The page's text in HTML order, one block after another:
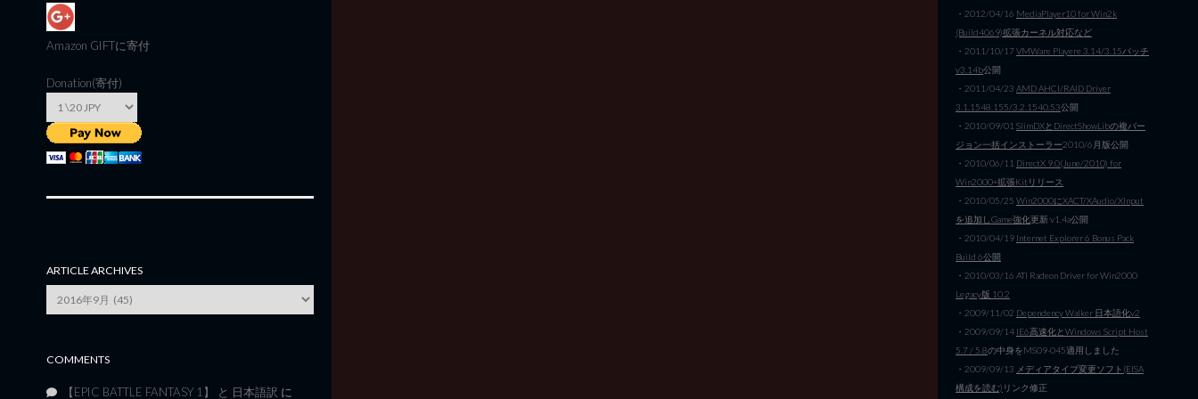
Amazon GIFTに寄付
Donation(寄付)
ARTICLE ARCHIVES
Archives
COMMENTS
【EPIC BATTLE FANTASY 1】 と 日本語訳 に
・2012/04/16 MediaPlayer10 for Win2k
(Build4069)拡張カーネル対応など
・2011/10/17VMWare Playere 3.14/3.15パッチ
v3.14b公開
・2011/04/23 AMD AHCI/RAID Driver
3.1.1548.155/3.2.1540.53公開
・2010/09/01 SlimDXとDirectShowLibの複バー
ジョン一括インストーラー2010/6月版公開
・2010/06/11 DirectX 9.0(June/2010) for
Win2000+拡張Kitリリース
・2010/05/25 Win2000にXACT/XAudio/XInput
を追加しGame強化更新 v1.4a公開
・2010/04/19 Internet Explorer 6 Bonus Pack
Build 6公開
・2010/03/16 ATI Radeon Driver for Win2000
Legacy版 10.2
・2009/11/02 Dependency Walker 日本語化v2
・2009/09/14 IE6高速化とWindows Script Host
5.7 / 5.8の中身をMS09-045適用しました
・2009/09/13 メディアタイプ変更ソフト(EISA
構成を読む) リンク修正